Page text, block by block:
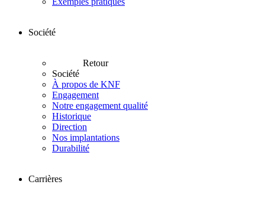
Société
Retour
Société
À propos de KNF
Engagement
Notre engagement qualité
Historique
Direction
Nos implantations
Durabilité
Carrières